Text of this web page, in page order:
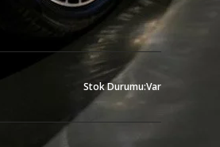
Stok Durumu:Var